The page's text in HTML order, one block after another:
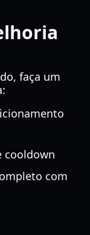
faça um
cooldown
com